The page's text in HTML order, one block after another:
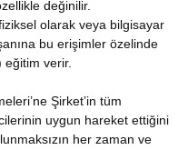
değinilir.
olarak veya bilgisayar
bu erişimler özelinde
verir.
Şirket’in tüm
uygun hareket ettiğini
her zaman ve